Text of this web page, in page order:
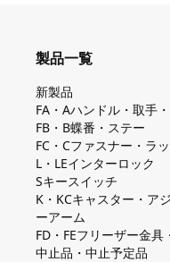
製品一覧
新製品
FA・Aハンドル・取手
FB・B蝶番・ステー
FC・Cファスナー・ラ
L・LEインターロック
Sキースイッチ
K・KCキャスター・ア
ーアーム
FD・FEフリーザー金具
中止品・中止予定品